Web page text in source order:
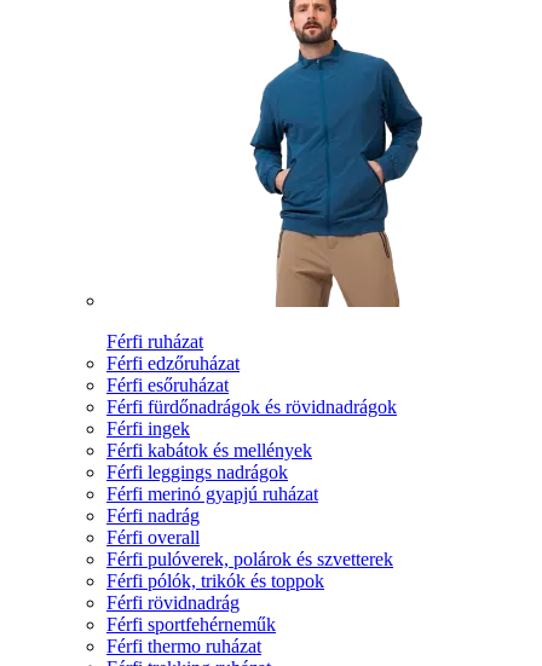
Férfi ruházat
Férfi edzőruházat
Férfi esőruházat
Férfi fürdőnadrágok és rövidnadrágok
Férfi ingek
Férfi kabátok és mellények
Férfi leggings nadrágok
Férfi merinó gyapjú ruházat
Férfi nadrág
Férfi overall
Férfi pulóverek, polárok és szvetterek
Férfi pólók, trikók és toppok
Férfi rövidnadrág
Férfi sportfehérneműk
Férfi thermo ruházat